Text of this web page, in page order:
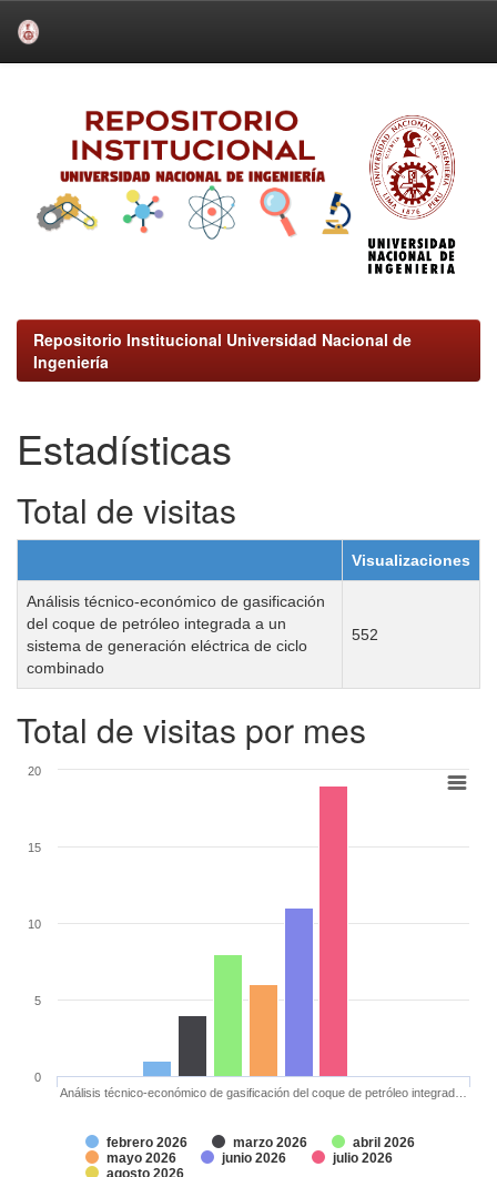
Repositorio Institucional Universidad Nacional de
Ingeniería
Estadísticas
Total de visitas
Visualizaciones
Análisis técnico-económico de gasificación
del coque de petróleo integrada a un
sistema de generación eléctrica de ciclo
combinado
552
Total de visitas por mes
febrero 2026 marzo 2026
abril 2026
mayo 2026
junio 2026
julio 2026
agosto 2026
Análisis técnico-económico de gasificación del coque de petróleo integrad…
0
5
10
15
20